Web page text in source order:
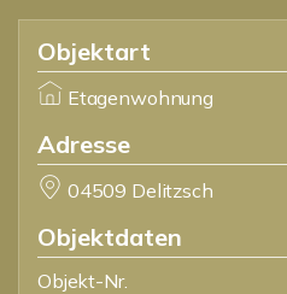
Objektart
Etagenwohnung
Adresse
04509 Delitzsch
Objektdaten
Objekt-Nr.